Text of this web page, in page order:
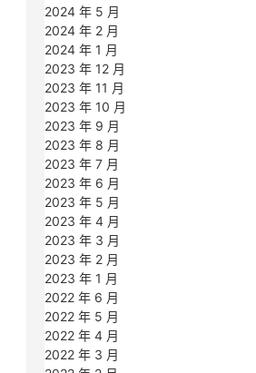
2024 年 5 月
2024 年 2 月
2024 年 1 月
2023 年 12 月
2023 年 11 月
2023 年 10 月
2023 年 9 月
2023 年 8 月
2023 年 7 月
2023 年 6 月
2023 年 5 月
2023 年 4 月
2023 年 3 月
2023 年 2 月
2023 年 1 月
2022 年 6 月
2022 年 5 月
2022 年 4 月
2022 年 3 月